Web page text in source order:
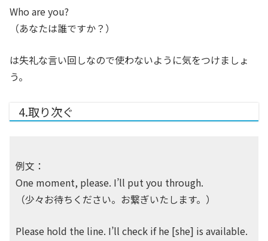
Who are you?
（あなたは誰ですか？）
は失礼な言い回しなので使わないように気をつけましょ
う。
4.取り次ぐ
例文：
One moment, please. I’ll put you through.
（少々お待ちください。お繋ぎいたします。）
Please hold the line. I’ll check if he [she] is available.